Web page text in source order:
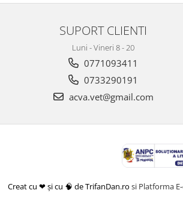
SUPORT CLIENTI
Luni - Vineri 8 - 20
0771093411
0733290191
acva.vet@gmail.com
Creat cu ❤ și cu 🧠 de TrifanDan.ro si Platforma